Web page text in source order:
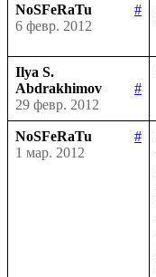
NoSFeRaTu
#
6 февр. 2012
Ilya S.
Abdrakhimov
#
29 февр. 2012
NoSFeRaTu
#
1 мар. 2012